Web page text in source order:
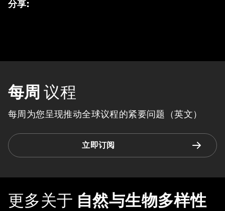
分享:
每周 议程
每周为您呈现推动全球议程的紧要问题（英文）
立即订阅
更多关于 自然与生物多样性